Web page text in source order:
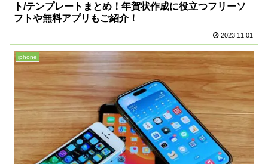
ト/テンプレートまとめ！年賀状作成に役立つフリーソ
フトや無料アプリもご紹介！
2023.11.01
iphone